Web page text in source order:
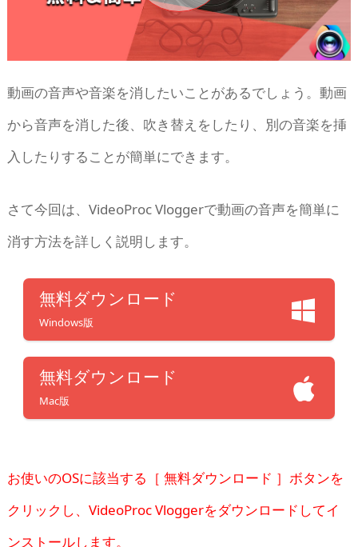
動画の音声や音楽を消したいことがあるでしょう。動画
から音声を消した後、吹き替えをしたり、別の音楽を挿
入したりすることが簡単にできます。
さて今回は、VideoProc Vloggerで動画の音声を簡単に
消す方法を詳しく説明します。
無料ダウンロード
Windows版
無料ダウンロード
Mac版
お使いのOSに該当する［ 無料ダウンロード ］ボタンを
クリックし、VideoProc Vloggerをダウンロードしてイ
ンストールします。